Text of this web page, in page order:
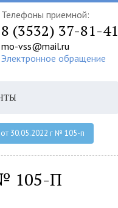
Телефоны приемной:
8 (3532) 37-81-41
mo-vss@mail.ru
Электронное обращение
30.05.2022 г № 105-п
105-П